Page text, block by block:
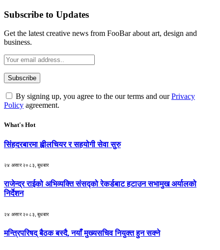
Subscribe to Updates
Get the latest creative news from FooBar about art, design and
business.
By signing up, you agree to the our terms and ourPrivacy
Policy agreement.
What's Hot
सिंहदरबारमा ह्वीलचियर र सहयोगी सेवा सुरु
२४ असार २०८३, बुधबार
राजेन्द्र राईको अभिव्यक्ति संसद्को रेकर्डबाट हटाउन सभामुख अर्यालको
निर्देशन
२४ असार २०८३, बुधबार
मन्त्रिपरिषद् बैठक बस्दै, नयाँ मुख्यसचिव नियुक्त हुन सक्ने